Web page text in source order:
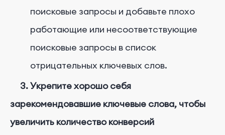
поисковые запросы и добавьте плохо
работающие или несоответствующие
поисковые запросы в список
отрицательных ключевых слов.
3. Укрепите хорошо себя
зарекомендовавшие ключевые слова, чтобы
увеличить количество конверсий